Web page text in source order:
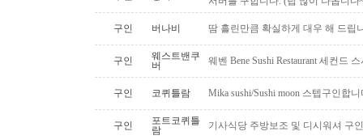
구인 버나비 땀 흘린만큼 확실하게 대우 해 드립
구인
웨스트밴쿠
버
웨벤 Bene Sushi Restaurant 세컨드
구인 코퀴틀람 Mika sushi/Sushi moon 스텝구인합
구인
포트코퀴틀
람
기사식당 주방보조 및 디시워셔 구